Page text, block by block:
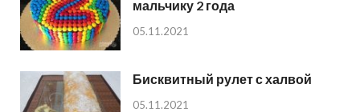
мальчику 2 года
05.11.2021
Бисквитный рулет с халвой
05.11.2021